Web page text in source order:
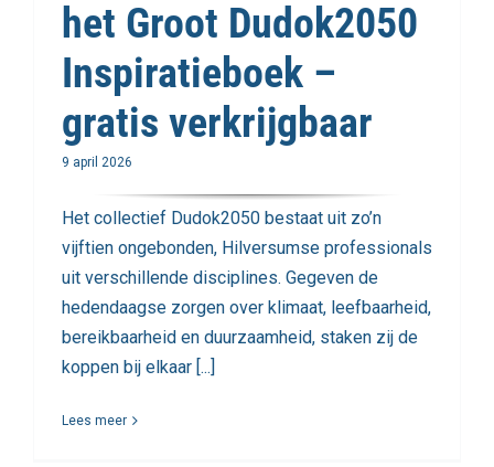
het Groot Dudok2050
Inspiratieboek –
gratis verkrijgbaar
9 april 2026
Het collectief Dudok2050 bestaat uit zo’n
vijftien ongebonden, Hilversumse professionals
uit verschillende disciplines. Gegeven de
hedendaagse zorgen over klimaat, leefbaarheid,
bereikbaarheid en duurzaamheid, staken zij de
koppen bij elkaar [...]
Lees meer